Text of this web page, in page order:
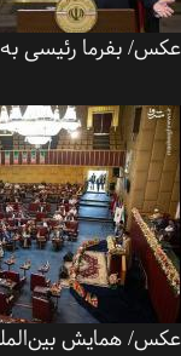
بفرما رئیسی به
همایش بین‌المللی